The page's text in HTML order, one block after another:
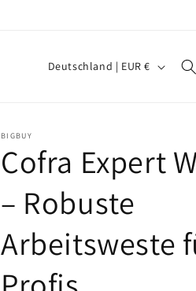
/
e
g
i
o
Deutschland | EUR €
BIGBUY
Cofra Expert
– Robuste
Arbeitsweste